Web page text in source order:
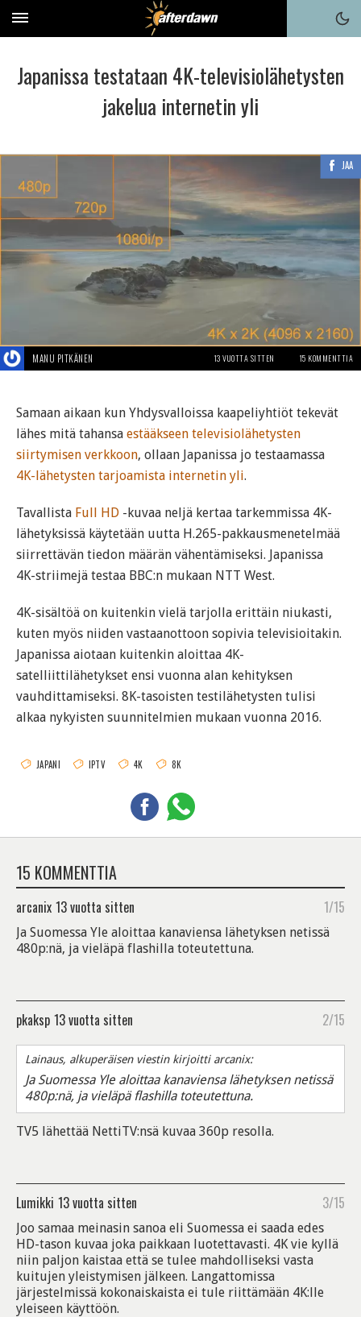
Japanissa testataan 4K-televisiolähetysten
jakelua internetin yli
JAA
MANU PITKÄNEN 13 VUOTTA SITTEN 15 KOMMENTTIA
Samaan aikaan kun Yhdysvalloissa kaapeliyhtiöt tekevät
lähes mitä tahansa estääkseen televisiolähetysten
siirtymisen verkkoon, ollaan Japanissa jo testaamassa
4K-lähetysten tarjoamista internetin yli.
Tavallista Full HD -kuvaa neljä kertaa tarkemmissa 4K-
lähetyksissä käytetään uutta H.265-pakkausmenetelmää
siirrettävän tiedon määrän vähentämiseksi. Japanissa
4K-striimejä testaa BBC:n mukaan NTT West.
4K-sisältöä on kuitenkin vielä tarjolla erittäin niukasti,
kuten myös niiden vastaanottoon sopivia televisioitakin.
Japanissa aiotaan kuitenkin aloittaa 4K-
satelliittilähetykset ensi vuonna alan kehityksen
vauhdittamiseksi. 8K-tasoisten testilähetysten tulisi
alkaa nykyisten suunnitelmien mukaan vuonna 2016.
JAPANI IPTV 4K 8K
15 KOMMENTTIA
arcanix 13 vuotta sitten 1/15
Ja Suomessa Yle aloittaa kanaviensa lähetyksen netissä
480p:nä, ja vieläpä flashilla toteutettuna.
pkaksp 13 vuotta sitten 2/15
Lainaus, alkuperäisen viestin kirjoitti arcanix:
Ja Suomessa Yle aloittaa kanaviensa lähetyksen netissä
480p:nä, ja vieläpä flashilla toteutettuna.
TV5 lähettää NettiTV:nsä kuvaa 360p resolla.
Lumikki 13 vuotta sitten 3/15
Joo samaa meinasin sanoa eli Suomessa ei saada edes
HD-tason kuvaa joka paikkaan luotettavasti. 4K vie kyllä
niin paljon kaistaa että se tulee mahdolliseksi vasta
kuitujen yleistymisen jälkeen. Langattomissa
järjestelmissä kokonaiskaista ei tule riittämään 4K:lle
yleiseen käyttöön.